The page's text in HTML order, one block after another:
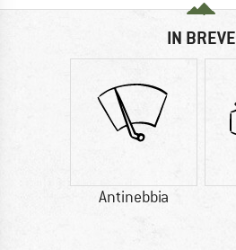
IN BREVE
Antinebbia